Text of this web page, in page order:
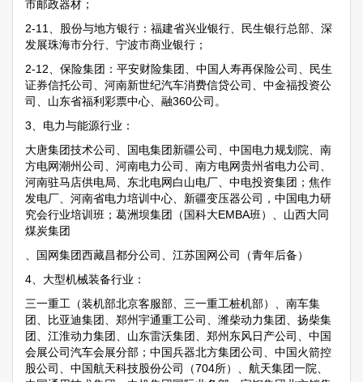
市邮政器材；
2-11、股份与地方银行：福建省兴业银行、民生银行总部、深
发展珠海市分行、宁波市商业银行；
2-12、保险集团：平安财险集团、中国人寿再保险公司、民生
证券信托公司、河南新世纪汽车消费信贷公司、中金福投资公
司、山东省福利彩票中心、融360公司。
3、电力与能源行业：
大唐集团技术公司、国电集团新疆公司、中国电力规划院、南
方电网潮州公司、河南电力公司、南方电网贵州省电力公司、
河南驻马店供电局、东北电网白山电厂、中电投资集团；焦作
发电厂、河南省电力培训中心、新疆变压器公司，中国电力研
究会行业培训班；葛洲坝集团（国科大EMBA班）、山西大同
煤炭集团
、国网集团西藏昌都分公司、江苏国网公司（青年后备）
4、大型机械装备行业：
三一重工（装机部北京客服部、三一重工桩机部）、南车集
团、比亚迪集团、郑州宇通重工公司、潍柴动力集团、扬柴集
团、江淮动力集团、山东雷沃集团、郑州东风日产公司、中国
会展公司汽车会展分部；中国兵器北方集团公司、中国火箭控
股公司、中国航天科技股份公司（704所）、航天集团一院、